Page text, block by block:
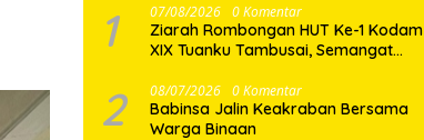
1 07/08/2026 0 Komentar
Ziarah Rombongan HUT Ke-1 Kodam
XIX Tuanku Tambusai, Semangat
Prajurit
2 08/07/2026 0 Komentar
Babinsa Jalin Keakraban Bersama
Warga Binaan